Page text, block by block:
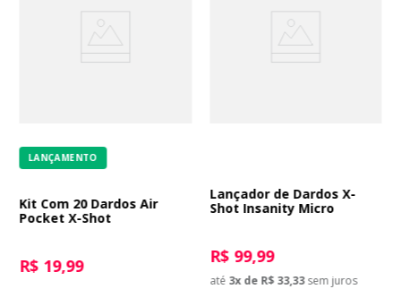
LANÇAMENTO
Kit Com 20 Dardos Air
Pocket X-Shot
R$ 19,99
Lançador de Dardos X-
Shot Insanity Micro
R$ 99,99
até 3x de R$ 33,33 sem juros